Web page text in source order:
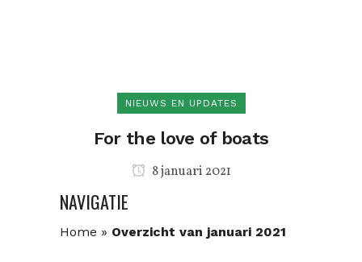
NIEUWS EN UPDATES
For the love of boats
8 januari 2021
NAVIGATIE
Home » Overzicht van januari 2021